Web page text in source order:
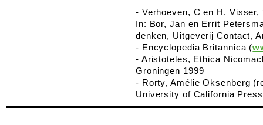
- Verhoeven, C en H. Visser,
In: Bor, Jan en Errit
denken, Uitgeverij Contact,
- Encyclopedia Britannica (
- Aristoteles, Ethica
Groningen 1999
- Rorty, Amélie Oksenberg
University of California